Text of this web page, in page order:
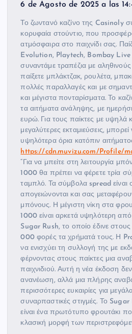
6 de Agosto de 2025 a las
Το ζωντανό καζίνο της Casinoly
κορυφαία στούντιο, που
ατμόσφαιρα στο παιχνίδι σας.
Evolution, Playtech, Bombay Live
συναντάμε τραπέζια με
παίξετε μπλάκτζακ, ρουλέτα,
πολλές παραλλαγές και με
και μέγιστα πονταρίσματα. Το
τα αιτήματα ανάληψης, με
ευρώ. Για τους παίκτες με υψηλά
μεγαλύτερες εκταμιεύσεις, μπορεί
υψηλότερα όρια κατόπιν
https://cdn.muvizu.com/Profile/
“Για να μπείτε στη λειτουργία
1000 θα πρέπει να φέρετε τρία
ταμπλό. Τα σύμβολα spread είναι
απογειώνονται και σας
μπόνους. Η μέγιστη νίκη στα
1000 είναι αρκετά υψηλότερη από
Sugar Rush, το οποίο έδινε στους
000 φορές τα χρήματά τους. Η
να ενισχύει τη συλλογή της με
φέρνοντας στους παίκτες μια
παιχνιδιού. Αυτή η νέα έκδοση
ανανέωση, αλλά μια πλήρης
περισσότερες ευκαιρίες για
συναρπαστικές στιγμές. Το
είναι ένα πρωτότυπο φρουτάκι
κλασική μορφή των